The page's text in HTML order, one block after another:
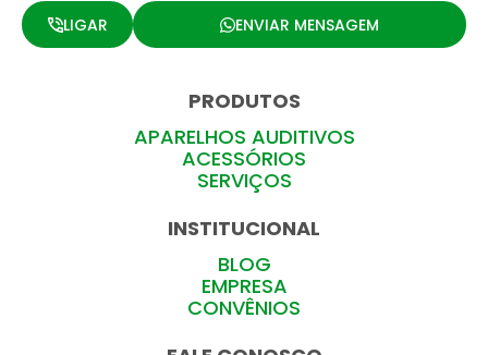
PRODUTOS
APARELHOS AUDITIVOS
ACESSÓRIOS
SERVIÇOS
INSTITUCIONAL
BLOG
EMPRESA
CONVÊNIOS
LIGAR ENVIAR MENSAGEM